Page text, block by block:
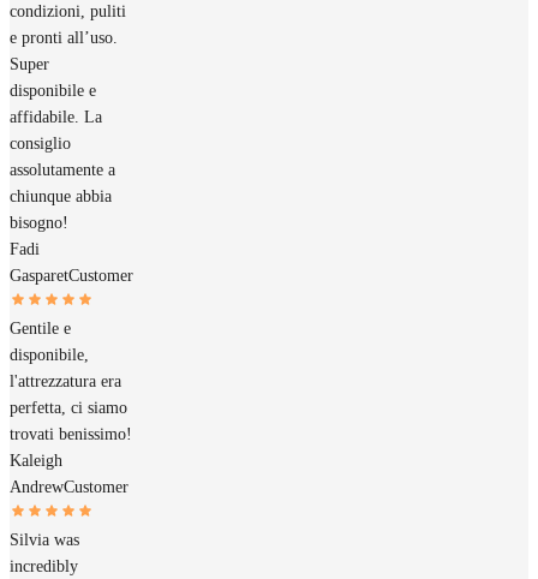
condizioni, puliti
e pronti all’uso.
Super
disponibile e
affidabile. La
consiglio
assolutamente a
chiunque abbia
bisogno!
Fadi
GasparetCustomer
Gentile e
disponibile,
l'attrezzatura era
perfetta, ci siamo
trovati benissimo!
Kaleigh
AndrewCustomer
Silvia was
incredibly